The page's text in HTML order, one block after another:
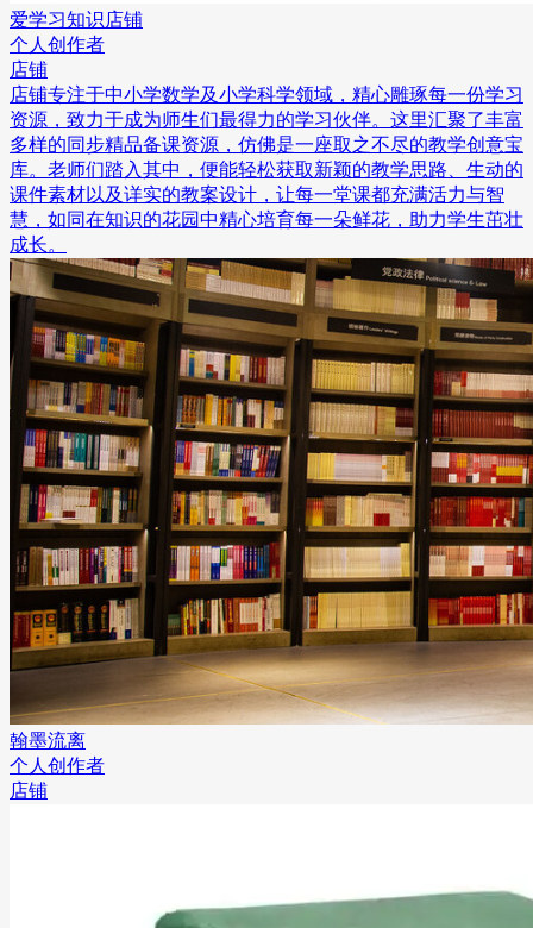
爱学习知识店铺
个人创作者
店铺
店铺专注于中小学数学及小学科学领域，精心雕琢每一份学习
资源，致力于成为师生们最得力的学习伙伴。这里汇聚了丰富
多样的同步精品备课资源，仿佛是一座取之不尽的教学创意宝
库。老师们踏入其中，便能轻松获取新颖的教学思路、生动的
课件素材以及详实的教案设计，让每一堂课都充满活力与智
慧，如同在知识的花园中精心培育每一朵鲜花，助力学生茁壮
成长。
翰墨流离
个人创作者
店铺